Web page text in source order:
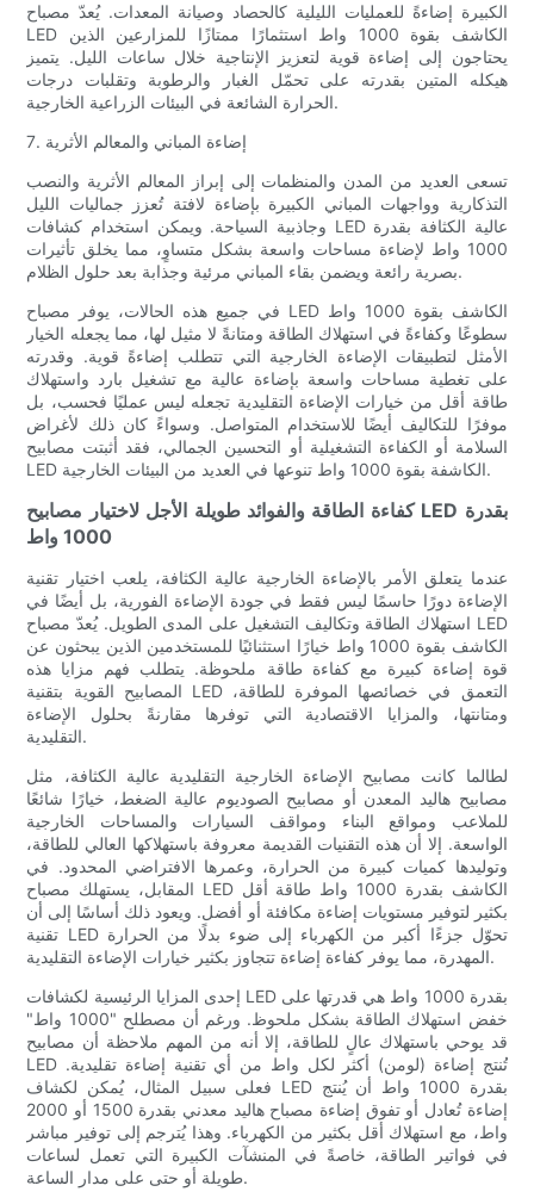
الكبيرة إضاءةً للعمليات الليلية كالحصاد وصيانة المعدات. يُعدّ مصباح
LED الكاشف بقوة 1000 واط استثمارًا ممتازًا للمزارعين الذين
يحتاجون إلى إضاءة قوية لتعزيز الإنتاجية خلال ساعات الليل. يتميز
هيكله المتين بقدرته على تحمّل الغبار والرطوبة وتقلبات درجات
الحرارة الشائعة في البيئات الزراعية الخارجية.
7. إضاءة المباني والمعالم الأثرية
تسعى العديد من المدن والمنظمات إلى إبراز المعالم الأثرية والنصب
التذكارية وواجهات المباني الكبيرة بإضاءة لافتة تُعزز جماليات الليل
وجاذبية السياحة. ويمكن استخدام كشافات LED عالية الكثافة بقدرة
1000 واط لإضاءة مساحات واسعة بشكل متساوٍ، مما يخلق تأثيرات
بصرية رائعة ويضمن بقاء المباني مرئية وجذابة بعد حلول الظلام.
في جميع هذه الحالات، يوفر مصباح LED الكاشف بقوة 1000 واط
سطوعًا وكفاءةً في استهلاك الطاقة ومتانةً لا مثيل لها، مما يجعله الخيار
الأمثل لتطبيقات الإضاءة الخارجية التي تتطلب إضاءةً قوية. وقدرته
على تغطية مساحات واسعة بإضاءة عالية مع تشغيل بارد واستهلاك
طاقة أقل من خيارات الإضاءة التقليدية تجعله ليس عمليًا فحسب، بل
موفرًا للتكاليف أيضًا للاستخدام المتواصل. وسواءً كان ذلك لأغراض
السلامة أو الكفاءة التشغيلية أو التحسين الجمالي، فقد أثبتت مصابيح
LED الكاشفة بقوة 1000 واط تنوعها في العديد من البيئات الخارجية.
كفاءة الطاقة والفوائد طويلة الأجل لاختيار مصابيح LED بقدرة
1000 واط
عندما يتعلق الأمر بالإضاءة الخارجية عالية الكثافة، يلعب اختيار تقنية
الإضاءة دورًا حاسمًا ليس فقط في جودة الإضاءة الفورية، بل أيضًا في
استهلاك الطاقة وتكاليف التشغيل على المدى الطويل. يُعدّ مصباح LED
الكاشف بقوة 1000 واط خيارًا استثنائيًا للمستخدمين الذين يبحثون عن
قوة إضاءة كبيرة مع كفاءة طاقة ملحوظة. يتطلب فهم مزايا هذه
المصابيح القوية بتقنية LED التعمق في خصائصها الموفرة للطاقة،
ومتانتها، والمزايا الاقتصادية التي توفرها مقارنةً بحلول الإضاءة
التقليدية.
لطالما كانت مصابيح الإضاءة الخارجية التقليدية عالية الكثافة، مثل
مصابيح هاليد المعدن أو مصابيح الصوديوم عالية الضغط، خيارًا شائعًا
للملاعب ومواقع البناء ومواقف السيارات والمساحات الخارجية
الواسعة. إلا أن هذه التقنيات القديمة معروفة باستهلاكها العالي للطاقة،
وتوليدها كميات كبيرة من الحرارة، وعمرها الافتراضي المحدود. في
المقابل، يستهلك مصباح LED الكاشف بقدرة 1000 واط طاقة أقل
بكثير لتوفير مستويات إضاءة مكافئة أو أفضل. ويعود ذلك أساسًا إلى أن
تقنية LED تحوّل جزءًا أكبر من الكهرباء إلى ضوء بدلًا من الحرارة
المهدرة، مما يوفر كفاءة إضاءة تتجاوز بكثير خيارات الإضاءة التقليدية.
إحدى المزايا الرئيسية لكشافات LED بقدرة 1000 واط هي قدرتها على
خفض استهلاك الطاقة بشكل ملحوظ. ورغم أن مصطلح "1000 واط"
قد يوحي باستهلاك عالٍ للطاقة، إلا أنه من المهم ملاحظة أن مصابيح
LED تُنتج إضاءة (لومن) أكثر لكل واط من أي تقنية إضاءة تقليدية.
فعلى سبيل المثال، يُمكن لكشاف LED بقدرة 1000 واط أن يُنتج
إضاءة تُعادل أو تفوق إضاءة مصباح هاليد معدني بقدرة 1500 أو 2000
واط، مع استهلاك أقل بكثير من الكهرباء. وهذا يُترجم إلى توفير مباشر
في فواتير الطاقة، خاصةً في المنشآت الكبيرة التي تعمل لساعات
طويلة أو حتى على مدار الساعة.